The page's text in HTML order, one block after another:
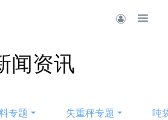
闻资讯
专题 失重秤专题 吨